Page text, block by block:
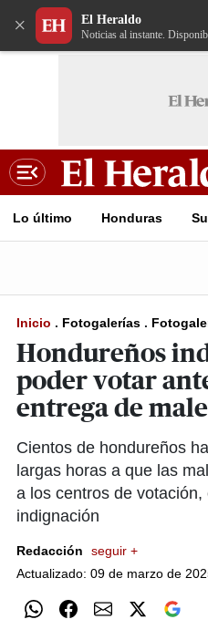
× El Heraldo
Noticias al instante.
Lo último Honduras
Inicio . Fotogalerías .
Hondureños
poder votar
entrega de
Cientos de hondureños
largas horas a que las
a los centros de
indignación
Redacción
seguir +
Actualizado: 09 de marzo de